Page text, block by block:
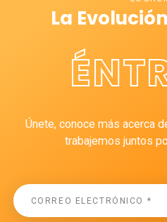
La
Únete, conoce más acerca
trabajemos juntos